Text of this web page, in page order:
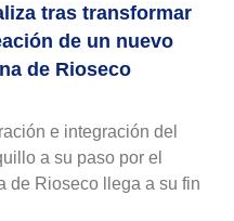
tras transformar
de un nuevo
de Rioseco
e integración del
a su paso por el
de Rioseco llega a su fin